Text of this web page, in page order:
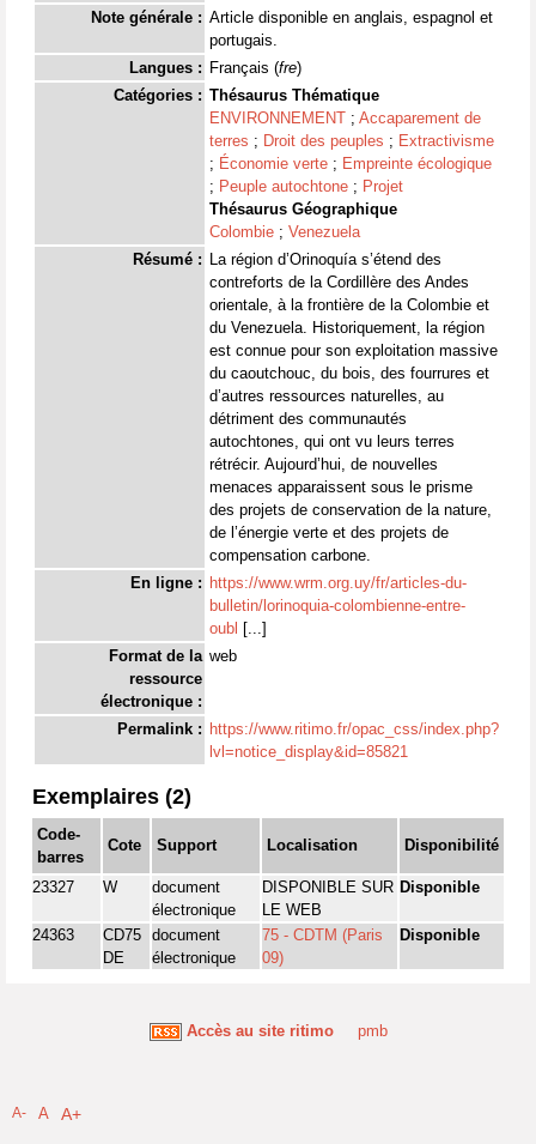
Note générale : Article disponible en anglais, espagnol et
portugais.
Langues : Français (fre)
Catégories : Thésaurus Thématique
ENVIRONNEMENT ; Accaparement de
terres ; Droit des peuples ; Extractivisme
; Économie verte ; Empreinte écologique
; Peuple autochtone ; Projet
Thésaurus Géographique
Colombie ; Venezuela
Résumé : La région d’Orinoquía s’étend des
contreforts de la Cordillère des Andes
orientale, à la frontière de la Colombie et
du Venezuela. Historiquement, la région
est connue pour son exploitation massive
du caoutchouc, du bois, des fourrures et
d’autres ressources naturelles, au
détriment des communautés
autochtones, qui ont vu leurs terres
rétrécir. Aujourd’hui, de nouvelles
menaces apparaissent sous le prisme
des projets de conservation de la nature,
de l’énergie verte et des projets de
compensation carbone.
En ligne : https://www.wrm.org.uy/fr/articles-du-
bulletin/lorinoquia-colombienne-entre-
oubl [...]
Format de la
ressource
électronique :
web
Permalink : https://www.ritimo.fr/opac_css/index.php?
lvl=notice_display&id=85821
Exemplaires (2)
Code-
barres
Cote Support Localisation Disponibilité
23327 W
document
électronique
DISPONIBLE SUR
LE WEB
Disponible
24363
CD75
DE
document
électronique
75 - CDTM (Paris
09)
Disponible
Accès au site ritimo pmb
A- A A+